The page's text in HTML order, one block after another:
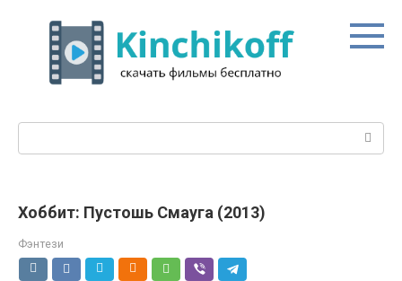
контенту
Хоббит: Пустошь Смауга (2013)
Фэнтези